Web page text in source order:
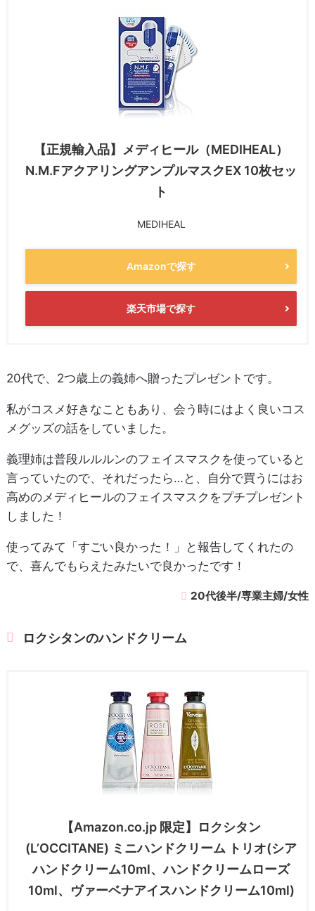
【正規輸入品】メディヒール（MEDIHEAL）
N.M.FアクアリングアンプルマスクEX 10枚セッ
ト
MEDIHEAL
Amazonで探す
楽天市場で探す
20代で、2つ歳上の義姉へ贈ったプレゼントです。
私がコスメ好きなこともあり、会う時にはよく良いコス
メグッズの話をしていました。
義理姉は普段ルルルンのフェイスマスクを使っていると
言っていたので、それだったら…と、自分で買うにはお
高めのメディヒールのフェイスマスクをプチプレゼント
しました！
使ってみて「すごい良かった！」と報告してくれたの
で、喜んでもらえたみたいで良かったです！
20代後半/専業主婦/女性
ロクシタンのハンドクリーム
【Amazon.co.jp 限定】ロクシタン
(L’OCCITANE) ミニハンドクリーム トリオ(シア
ハンドクリーム10ml、ハンドクリームローズ
10ml、ヴァーベナアイスハンドクリーム10ml)